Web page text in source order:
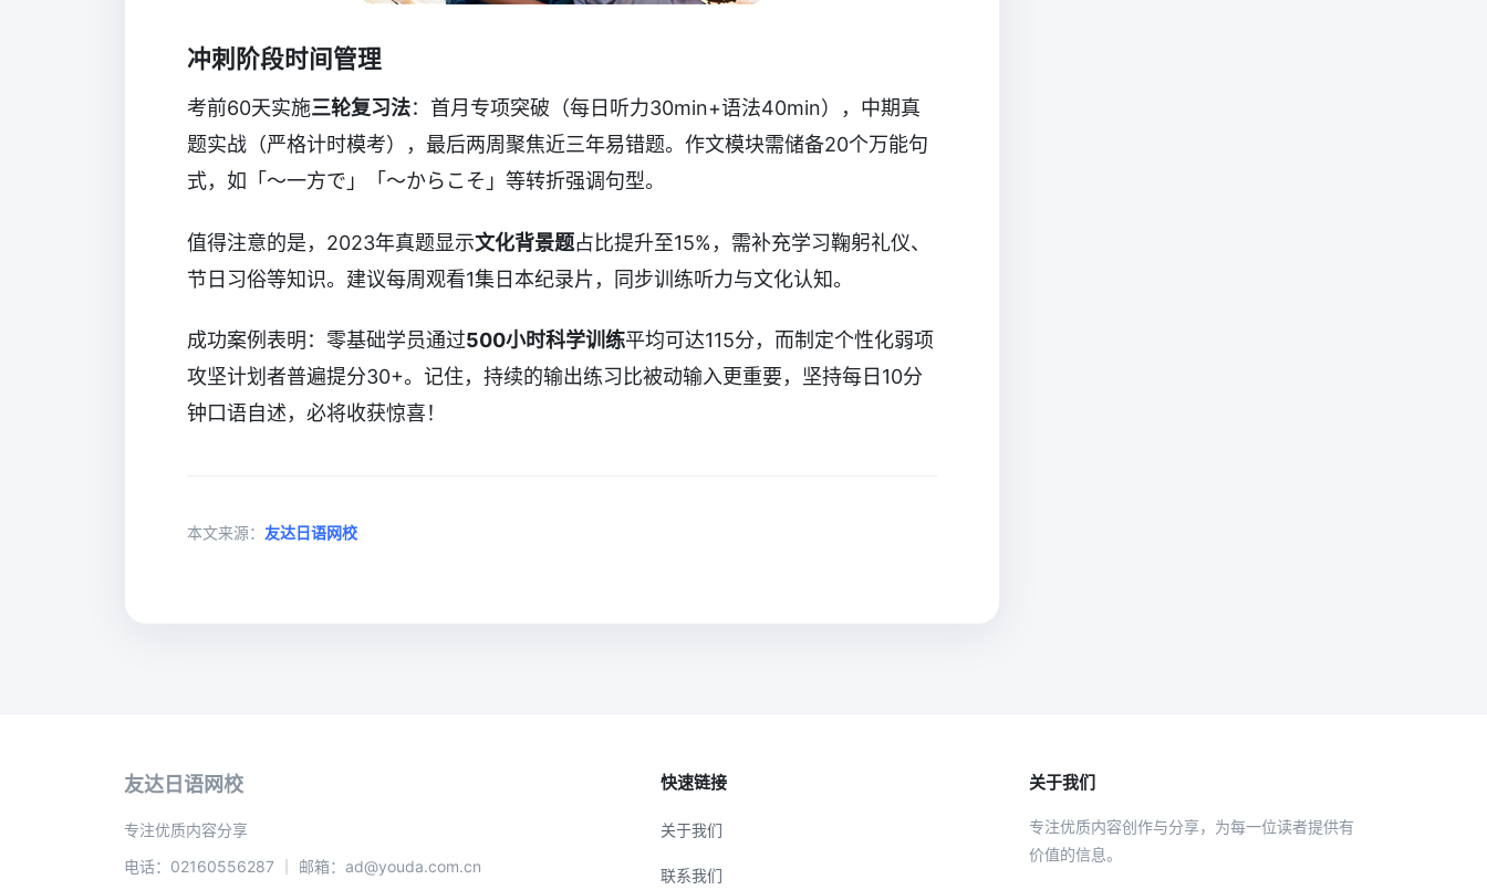
冲刺阶段时间管理
考前60天实施三轮复习法：首月专项突破（每日听力30min+语法40min），中期真
题实战（严格计时模考），最后两周聚焦近三年易错题。作文模块需储备20个万能句
式，如「～一方で」「～からこそ」等转折强调句型。
值得注意的是，2023年真题显示文化背景题占比提升至15%，需补充学习鞠躬礼仪、
节日习俗等知识。建议每周观看1集日本纪录片，同步训练听力与文化认知。
成功案例表明：零基础学员通过500小时科学训练平均可达115分，而制定个性化弱项
攻坚计划者普遍提分30+。记住，持续的输出练习比被动输入更重要，坚持每日10分
钟口语自述，必将收获惊喜！
本文来源： 友达日语网校
友达日语网校
专注优质内容分享
电话：02160556287 ｜ 邮箱：ad@youda.com.cn
快速链接
关于我们
联系我们
关于我们
专注优质内容创作与分享，为每一位读者提供有
价值的信息。